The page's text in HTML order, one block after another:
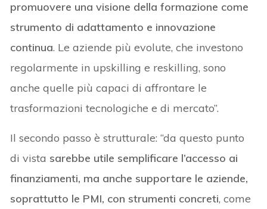
promuovere una visione della formazione come
strumento di adattamento e innovazione
continua. Le aziende più evolute, che investono
regolarmente in upskilling e reskilling, sono
anche quelle più capaci di affrontare le
trasformazioni tecnologiche e di mercato”.
Il secondo passo è strutturale: “da questo punto
di vista sarebbe utile semplificare l’accesso ai
finanziamenti, ma anche supportare le aziende,
soprattutto le PMI, con strumenti concreti, come